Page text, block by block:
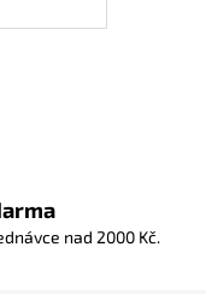
nad 2000 Kč.